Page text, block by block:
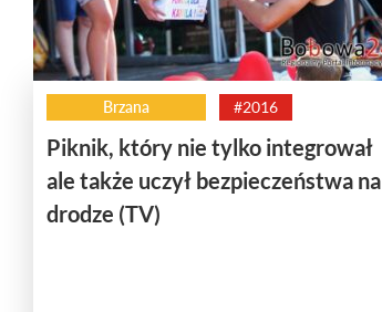
Brzana #2016
Piknik, który nie tylko integrował
ale także uczył bezpieczeństwa na
drodze (TV)